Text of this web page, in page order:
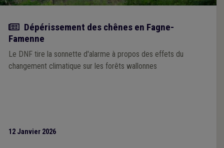
Actualité
Dépérissement des chênes en Fagne-
Famenne
Le DNF tire la sonnette d'alarme à propos des effets du
changement climatique sur les forêts wallonnes
12 Janvier 2026